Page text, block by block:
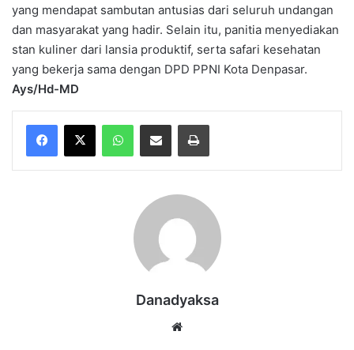
yang mendapat sambutan antusias dari seluruh undangan
dan masyarakat yang hadir. Selain itu, panitia menyediakan
stan kuliner dari lansia produktif, serta safari kesehatan
yang bekerja sama dengan DPD PPNI Kota Denpasar.
Ays/Hd-MD
WhatsAppShare via Email Print
Danadyaksa